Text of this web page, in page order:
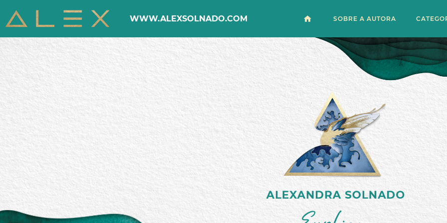
SOBRE A AUTORA
ALMA
WWW.ALEXSOLNADO.COM